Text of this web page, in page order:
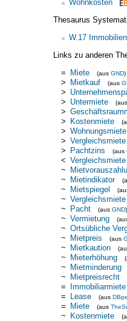
Wohnkosten
Thesaurus
W.17
Links zu anderen
= Miete (aus GND)
> Mietkauf (aus
>
> Untermiete
>
> Kostenmiete
> Wohnungsmiete
> Vergleichsmiete
> Pachtzins (aus
< Vergleichsmiete
~
~ Mietindikator
~ Mietspiegel
~ Vergleichsmiete
~ Pacht (aus GND)
~ Vermietung
~ Ortsübliche
~ Mietpreis (aus
~ Mietkaution
~ Mieterhöhung
~ Mietminderung
~ Mietpreisrecht
= Immobiliarmiete
= Lease (aus
= Miete (aus
~ Kostenmiete